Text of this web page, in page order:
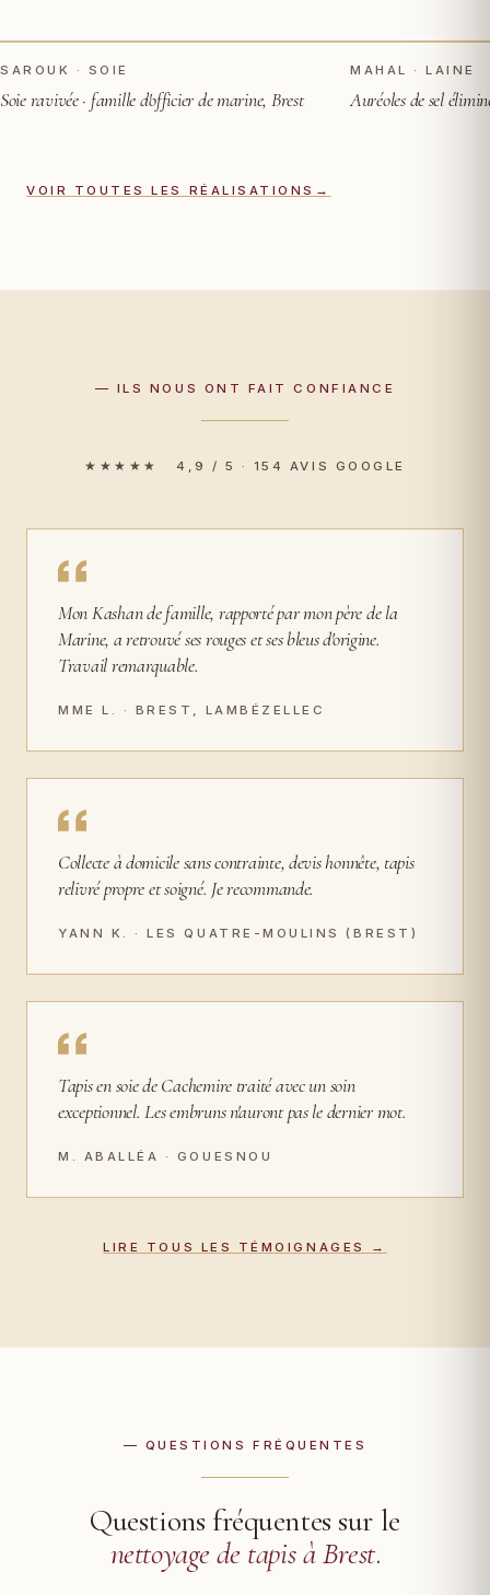
AVANT
SAROUK · SOIE
Soie ravivée · famille d'officier de marine, Brest
AVANT
MAHAL · LAINE
Auréoles de sel
VOIR TOUTES LES RÉALISATIONS →
— ILS NOUS ONT FAIT CONFIANCE
★★★★★ 4,9 / 5 · 154 AVIS GOOGLE
Mon Kashan de famille, rapporté par mon père de la
Marine, a retrouvé ses rouges et ses bleus d'origine.
Travail remarquable.
MME L. · BREST, LAMBÉZELLEC
Collecte à domicile sans contrainte, devis honnête, tapis
relivré propre et soigné. Je recommande.
YANN K. · LES QUATRE-MOULINS (BREST)
Tapis en soie de Cachemire traité avec un soin
exceptionnel. Les embruns n'auront pas le dernier mot.
M. ABALLÉA · GOUESNOU
LIRE TOUS LES TÉMOIGNAGES →
— QUESTIONS FRÉQUENTES
Questions fréquentes sur le
nettoyage de tapis à Brest.